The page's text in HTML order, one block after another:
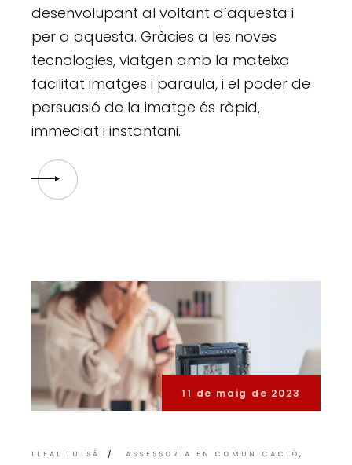
desenvolupant al voltant d’aquesta i
per a aquesta. Gràcies a les noves
tecnologies, viatgen amb la mateixa
facilitat imatges i paraula, i el poder de
persuasió de la imatge és ràpid,
immediat i instantani.
11 de maig de 2023
LLEAL TULSÀ ASSESSORIA EN COMUNICACIÓ